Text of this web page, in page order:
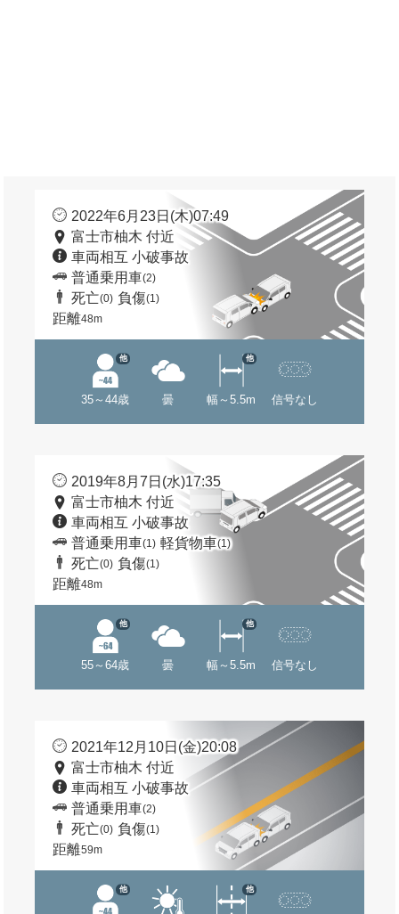
2022年6月23日(木)07:49
富士市柚木 付近
車両相互 小破事故
普通乗用車(2)
死亡(0) 負傷(1)
距離48m
35～44歳
他
曇 幅～5.5m
他
信号なし
2019年8月7日(水)17:35
富士市柚木 付近
車両相互 小破事故
普通乗用車(1) 軽貨物車(1)
死亡(0) 負傷(1)
距離48m
55～64歳
他
曇 幅～5.5m
他
信号なし
2021年12月10日(金)20:08
富士市柚木 付近
車両相互 小破事故
普通乗用車(2)
死亡(0) 負傷(1)
距離59m
他 他